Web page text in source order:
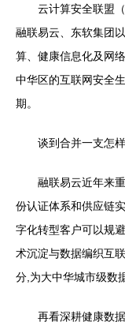
云计算安全联盟
融联易云、东软集团
算、健康信息化及网
中华区的互联网安全
期。
谈到合并一支怎
融联易云近年来
份认证体系和供应链
字化转型客户可以规
术沉淀与数据编织互
分,为大中华城市级数
再看深耕健康数